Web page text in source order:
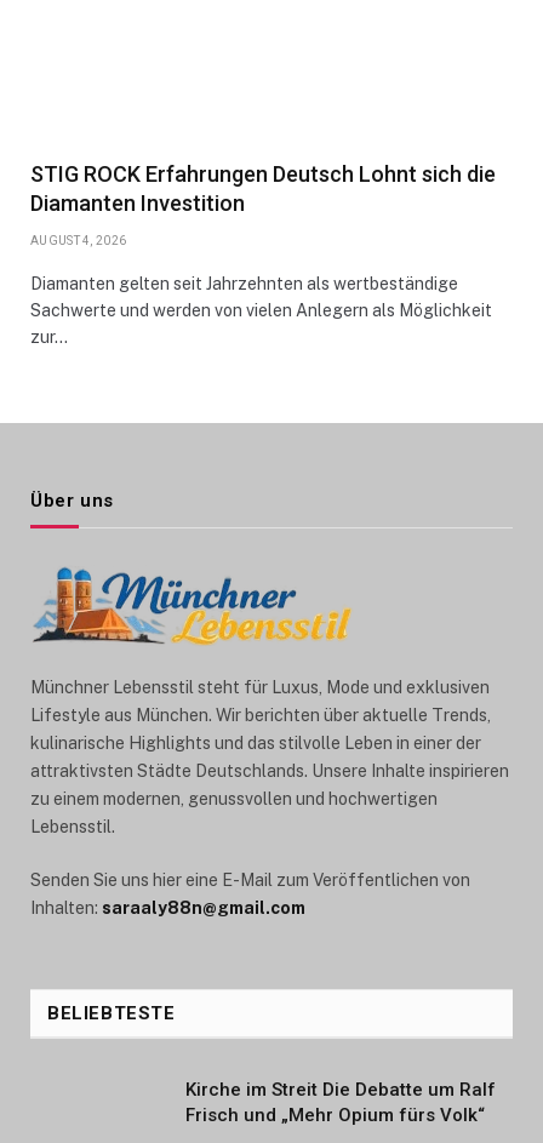
STIG ROCK Erfahrungen Deutsch Lohnt sich die
Diamanten Investition
AUGUST 4, 2026
Diamanten gelten seit Jahrzehnten als wertbeständige
Sachwerte und werden von vielen Anlegern als Möglichkeit
zur…
Über uns
Münchner Lebensstil steht für Luxus, Mode und exklusiven
Lifestyle aus München. Wir berichten über aktuelle Trends,
kulinarische Highlights und das stilvolle Leben in einer der
attraktivsten Städte Deutschlands. Unsere Inhalte inspirieren
zu einem modernen, genussvollen und hochwertigen
Lebensstil.
Senden Sie uns hier eine E-Mail zum Veröffentlichen von
Inhalten: saraaly88n@gmail.com
BELIEBTESTE
Kirche im Streit Die Debatte um Ralf
Frisch und „Mehr Opium fürs Volk“